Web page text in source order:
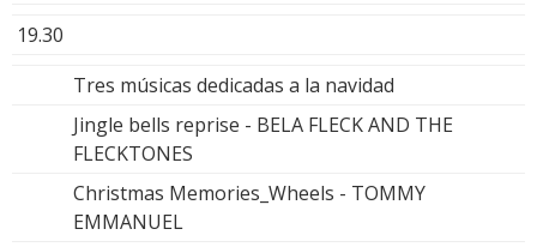
19.30
Tres músicas dedicadas a la navidad
Jingle bells reprise - BELA FLECK AND THE
FLECKTONES
Christmas Memories_Wheels - TOMMY
EMMANUEL